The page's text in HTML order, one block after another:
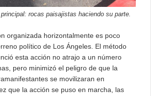
rocas paisajistas haciendo su parte.
organizada horizontalmente es poco
político de Los Ángeles. El método
esta acción no atrajo a un número
pero minimizó el peligro de que la
se movilizaran en
que la acción se puso en marcha, las